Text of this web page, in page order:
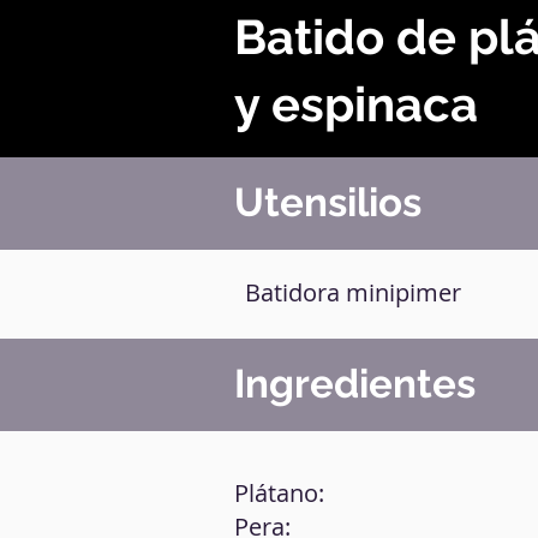
Batido de
y espinaca
Utensilios
Batidora minipimer
Ingredientes
Plátano:
Pera: